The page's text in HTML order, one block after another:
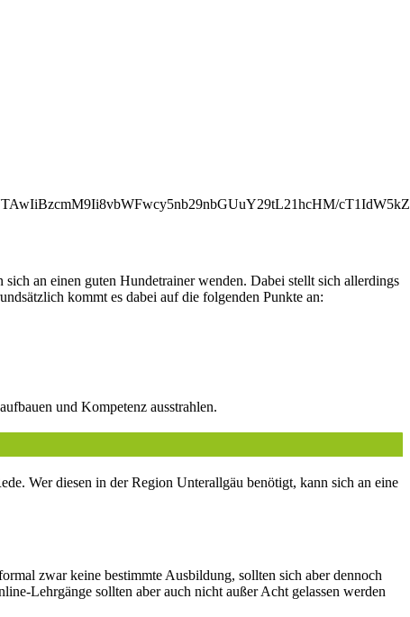
an einen guten Hundetrainer wenden. Dabei stellt sich allerdings
kommt es dabei auf die folgenden Punkte an:
und Kompetenz ausstrahlen.
Wer diesen in der Region Unterallgäu benötigt, kann sich an eine
zwar keine bestimmte Ausbildung, sollten sich aber dennoch
Lehrgänge sollten aber auch nicht außer Acht gelassen werden